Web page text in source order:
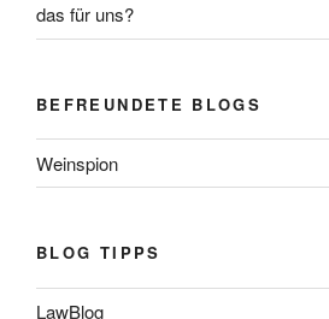
das für uns?
BEFREUNDETE BLOGS
Weinspion
BLOG TIPPS
LawBlog